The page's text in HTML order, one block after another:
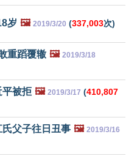
岁 🖼️ 2019/3/20 (337,003次)
重蹈覆辙 🖼️ 2019/3/18
平被拒 🖼️ 2019/3/17 (410,807
父子往日丑事 🖼️ 2019/3/16